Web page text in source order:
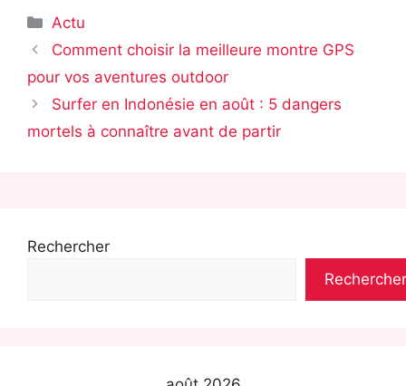
Catégories
Actu
Comment choisir la meilleure montre GPS
pour vos aventures outdoor
Surfer en Indonésie en août : 5 dangers
mortels à connaître avant de partir
Rechercher
Rechercher